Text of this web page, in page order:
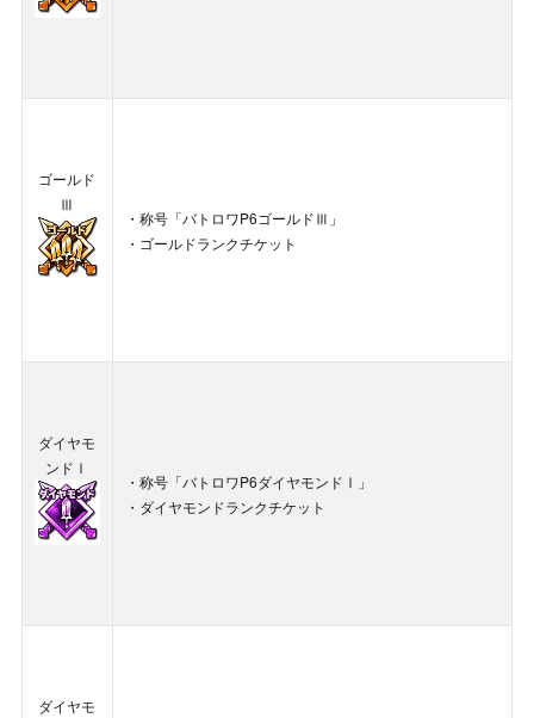
ゴールド
Ⅲ
・称号「バトロワP6ゴールドⅢ」
・ゴールドランクチケット
ダイヤモ
ンドⅠ
・称号「バトロワP6ダイヤモンドⅠ」
・ダイヤモンドランクチケット
ダイヤモ